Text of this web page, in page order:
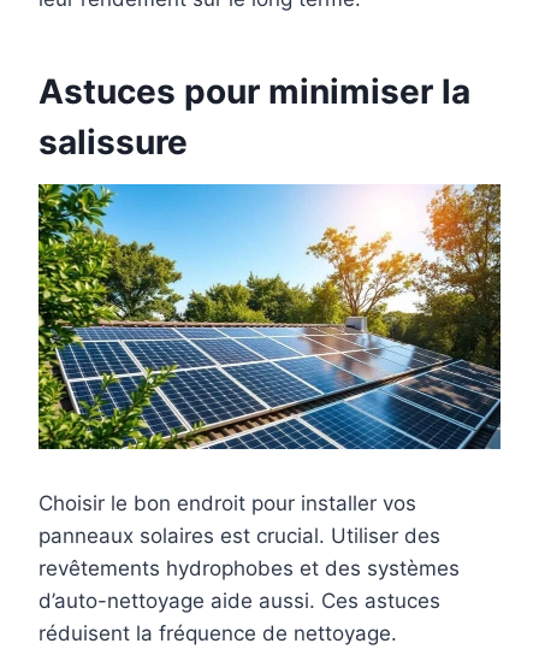
Astuces pour minimiser la
salissure
Choisir le bon endroit pour installer vos
panneaux solaires est crucial. Utiliser des
revêtements hydrophobes et des systèmes
d’auto-nettoyage aide aussi. Ces astuces
réduisent la fréquence de nettoyage.